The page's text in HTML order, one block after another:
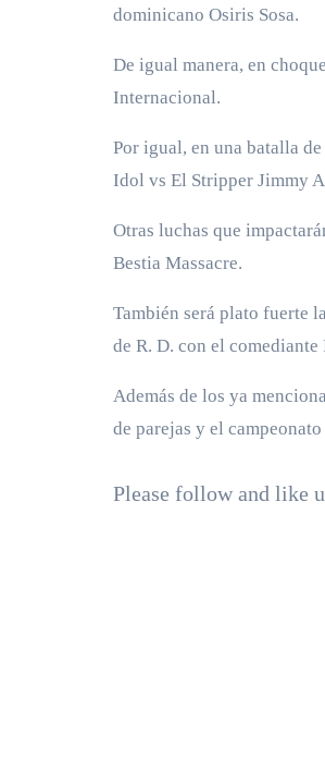
dominicano Osiris Sosa.
De igual manera, en
Internacional.
Por igual, en una batalla
Idol vs El Stripper Jimmy
Otras luchas que
Bestia Massacre.
También será plato fuerte
de R. D. con el comediante
Además de los ya
de parejas y el
Please follow and like